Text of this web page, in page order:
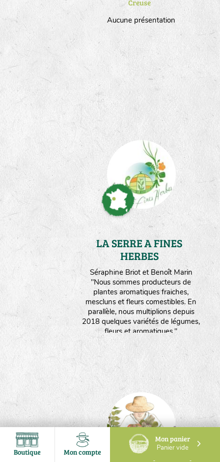
Boutique Mon compte
Mon panier
Panier vide
Aucune présentation
Creuse
Séraphine Briot et Benoît Marin
"Nous sommes producteurs de
plantes aromatiques fraiches,
mescluns et fleurs comestibles. En
parallèle, nous multiplions depuis
2018 quelques variétés de légumes,
fleurs et aromatiques."
LA SERRE A FINES
HERBES
Maine et Loire